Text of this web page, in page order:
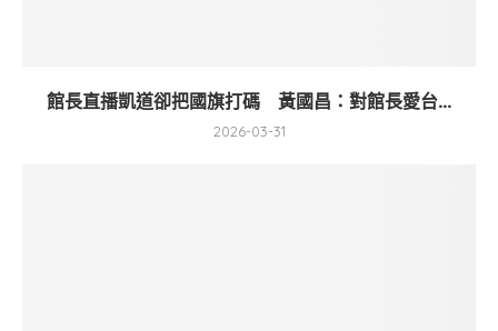
館長直播凱道卻把國旗打碼 黃國昌：對館長愛台...
2026-03-31